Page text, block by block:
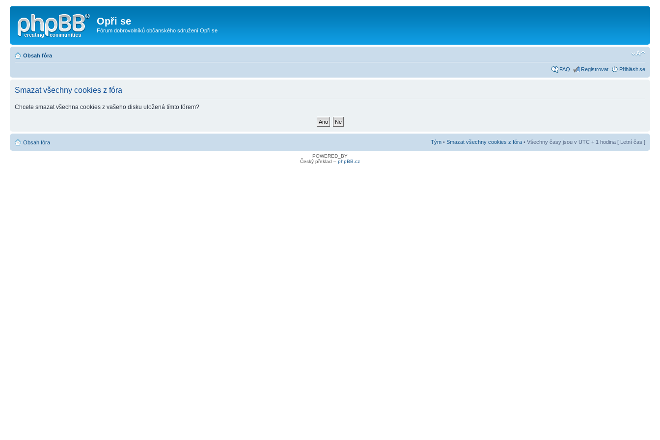
Opři se
Fórum dobrovolníků občanského sdružení Opři se
Obsah fóra
FAQ Registrovat Přihlásit se
Smazat všechny cookies z fóra
Chcete smazat všechna cookies z vašeho disku uložená tímto fórem?
Obsah fóra Tým • Smazat všechny cookies z fóra • Všechny časy jsou v UTC + 1 hodina [ Letní čas ]
POWERED_BY
Český překlad – phpBB.cz